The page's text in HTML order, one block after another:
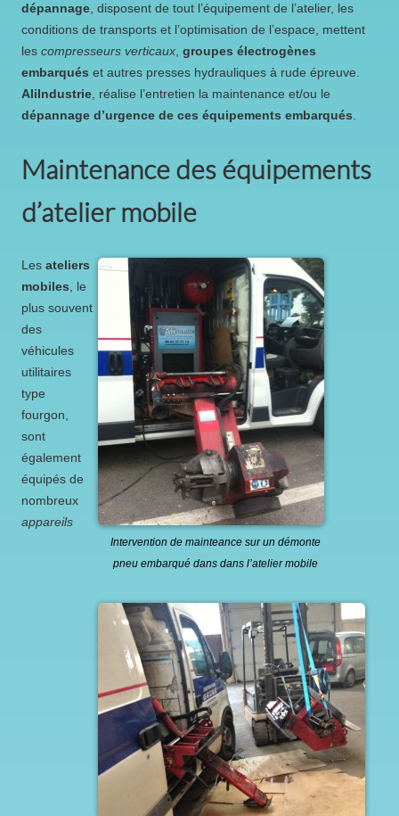
dépannage, disposent de tout l’équipement de l’atelier, les
conditions de transports et l’optimisation de l’espace, mettent
les compresseurs verticaux, groupes électrogènes
embarqués et autres presses hydrauliques à rude épreuve.
AliIndustrie, réalise l’entretien la maintenance et/ou le
dépannage d’urgence de ces équipements embarqués.
Maintenance des équipements
d’atelier mobile
Intervention de mainteance sur un démonte
pneu embarqué dans dans l’atelier mobile
Les ateliers
mobiles, le
plus souvent
des
véhicules
utilitaires
type
fourgon,
sont
également
équipés de
nombreux
appareils